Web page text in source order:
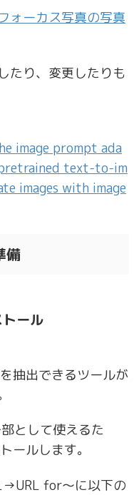
ォーカス写真の写真
たり、変更したりも
image prompt ada
text-to-im
images with image
備
ール
抽出できるツールが
として使えるた
ールします。
for～に以下の